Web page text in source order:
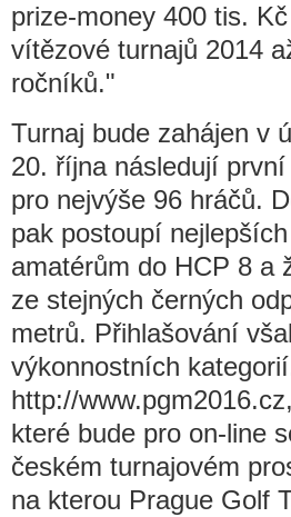
prize-money 400 tis.
vítězové turnajů 2014
ročníků."
Turnaj bude zahájen v
20. října následují
pro nejvýše 96 hráčů.
pak postoupí
amatérům do HCP 8 a
ze stejných černých
metrů. Přihlašování
výkonnostních
http://
které bude pro on-line
českém turnajovém
na kterou Prague Golf